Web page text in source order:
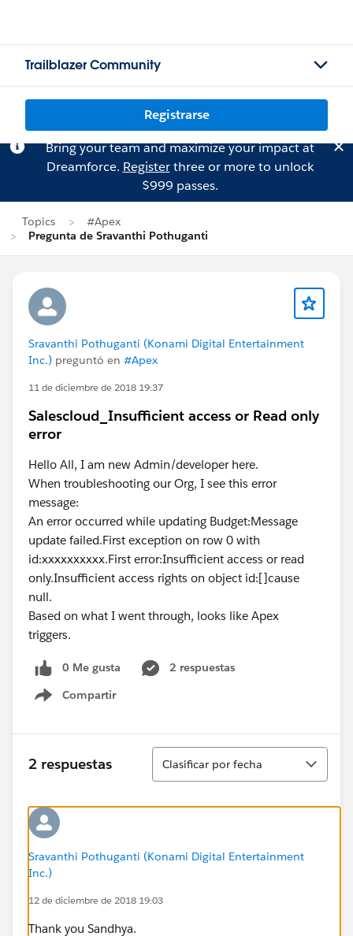
Trailblazer Community
Registrarse
Bring your team and maximize your impact at
Dreamforce. Registerthree or more to unlock
$999 passes.
Topics
#Apex
Pregunta de Sravanthi Pothuganti
Sravanthi Pothuganti (Konami Digital Entertainment
Inc.) preguntó en #Apex
11 de diciembre de 2018 19:37
Salescloud_Insufficient access or Read only
error
Hello All, I am new Admin/developer here.
When troubleshooting our Org, I see this error
message:
An error occurred while updating Budget:Message
update failed.First exception on row 0 with
id:xxxxxxxxxx.First error:Insufficient access or read
only.Insufficient access rights on object id:[]cause
null.
Based on what I went through, looks like Apex
triggers.
0 Me gusta
2 respuestas
Compartir
Show menu
2 respuestas
Ordenar
Clasificar por fecha
Sravanthi Pothuganti (Konami Digital Entertainment
Inc.)
12 de diciembre de 2018 19:03
Thank you Sandhya.